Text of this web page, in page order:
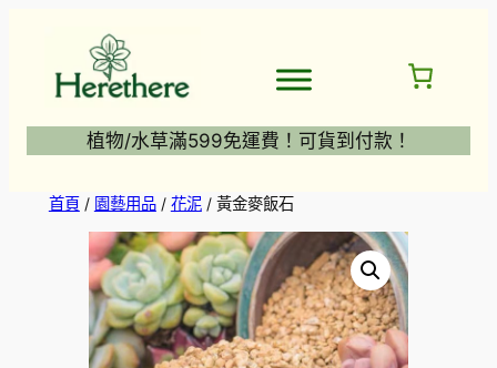
植物/水草滿599免運費！可貨到付款！
首頁/ 園藝用品/ 花泥/ 黃金麥飯石